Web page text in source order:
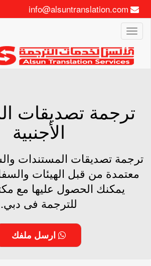
info@alsuntranslation.com
Toggle
navigation
ترجمة تصديقات
الأجنبية
ترجمة تصديقات المستندات
معتمدة من قبل الهيئات
يمكنك الحصول عليها مع
للترجمة فى دبي.
ارسل ملفك